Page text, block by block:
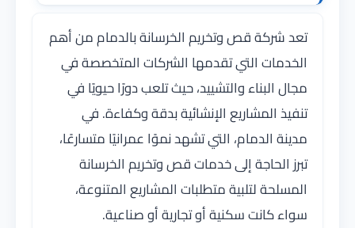
تعد شركة قص وتخريم الخرسانة بالدمام من أهم
الخدمات التي تقدمها الشركات المتخصصة في
مجال البناء والتشييد، حيث تلعب دورًا حيويًا في
تنفيذ المشاريع الإنشائية بدقة وكفاءة. في
مدينة الدمام، التي تشهد نموًا عمرانيًا متسارعًا،
تبرز الحاجة إلى خدمات قص وتخريم الخرسانة
المسلحة لتلبية متطلبات المشاريع المتنوعة،
سواء كانت سكنية أو تجارية أو صناعية.